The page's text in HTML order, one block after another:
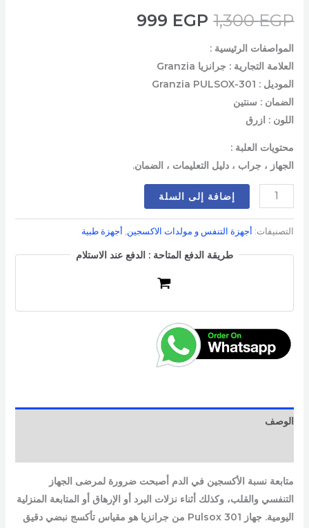
1,300EGP
999 EGP
المواصفات الرئيسية :
العلامة التجارية : جرانزيا Granzia
الموديل : Granzia PULSOX-301
الضمان : سنتين
اللون : ازرق
محتويات العلبة :
الجهاز ، جراب ، دليل التعليمات ، الضمان.
إضافة إلى السلة
التصنيفات: أجهزة التنفس و مولدات الاكسجين أجهزة طبية
طريقة الدفع المتاحة : الدفع عند الاستلام
الوصف
متابعة نسبة الأكسجين في الدم أصبحت ضرورة لمرضى الجهاز
التنفسي والقلب، وكذلك أثناء نزلات البرد أو الإرهاق أو المتابعة المنزلية
اليومية. جهاز Pulsox 301 من جرانزيا هو مقياس تأكسج نبضي دقيق